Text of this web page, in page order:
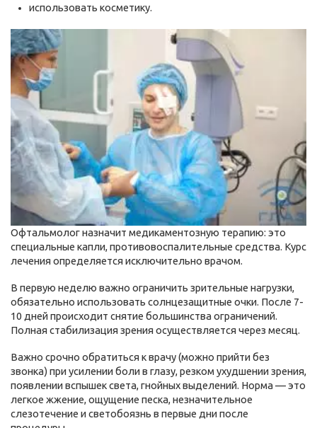
использовать косметику.
Офтальмолог назначит медикаментозную терапию: это
специальные капли, противовоспалительные средства. Курс
лечения определяется исключительно врачом.
В первую неделю важно ограничить зрительные нагрузки,
обязательно использовать солнцезащитные очки. После 7-
10 дней происходит снятие большинства ограничений.
Полная стабилизация зрения осуществляется через месяц.
Важно срочно обратиться к врачу (можно прийти без
звонка) при усилении боли в глазу, резком ухудшении зрения,
появлении вспышек света, гнойных выделений. Норма — это
легкое жжение, ощущение песка, незначительное
слезотечение и светобоязнь в первые дни после